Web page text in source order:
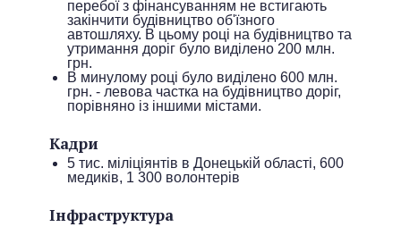
перебої з фінансуванням не встигають
закінчити будівництво об'їзного
автошляху. В цьому році на будівництво та
утримання доріг було виділено 200 млн.
грн.
В минулому році було виділено 600 млн.
грн. - левова частка на будівництво доріг,
порівняно із іншими містами.
Кадри
5 тис. міліціянтів в Донецькій області, 600
медиків, 1 300 волонтерів
Інфраструктура